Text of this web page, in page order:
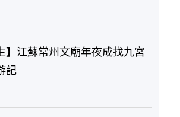
】江蘇常州文廟年夜成找九宮
記